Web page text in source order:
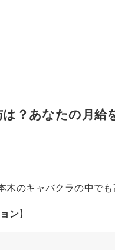
？あなたの月給
のキャバクラの中でも
ン】